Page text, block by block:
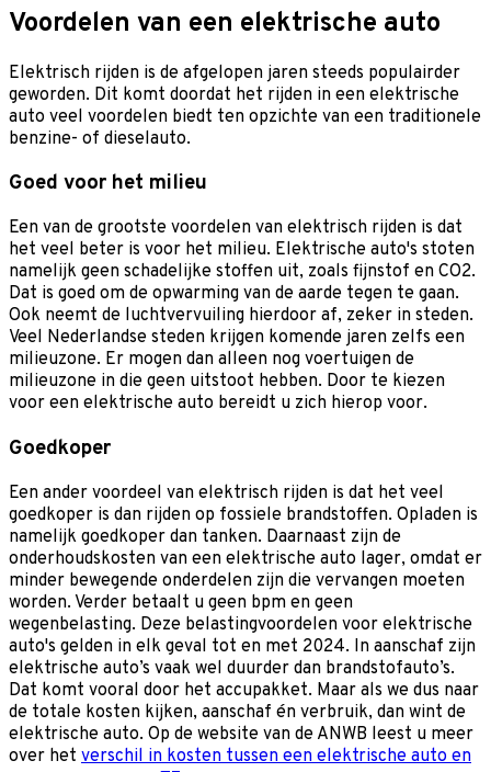
Voordelen van een elektrische auto
Elektrisch rijden is de afgelopen jaren steeds populairder
geworden. Dit komt doordat het rijden in een elektrische
auto veel voordelen biedt ten opzichte van een traditionele
benzine- of dieselauto.
Goed voor het milieu
Een van de grootste voordelen van elektrisch rijden is dat
het veel beter is voor het milieu. Elektrische auto's stoten
namelijk geen schadelijke stoffen uit, zoals fijnstof en CO2.
Dat is goed om de opwarming van de aarde tegen te gaan.
Ook neemt de luchtvervuiling hierdoor af, zeker in steden.
Veel Nederlandse steden krijgen komende jaren zelfs een
milieuzone. Er mogen dan alleen nog voertuigen de
milieuzone in die geen uitstoot hebben. Door te kiezen
voor een elektrische auto bereidt u zich hierop voor.
Goedkoper
Een ander voordeel van elektrisch rijden is dat het veel
goedkoper is dan rijden op fossiele brandstoffen. Opladen is
namelijk goedkoper dan tanken. Daarnaast zijn de
onderhoudskosten van een elektrische auto lager, omdat er
minder bewegende onderdelen zijn die vervangen moeten
worden. Verder betaalt u geen bpm en geen
wegenbelasting. Deze belastingvoordelen voor elektrische
auto's gelden in elk geval tot en met 2024. In aanschaf zijn
elektrische auto’s vaak wel duurder dan brandstofauto’s.
Dat komt vooral door het accupakket. Maar als we dus naar
de totale kosten kijken, aanschaf én verbruik, dan wint de
elektrische auto. Op de website van de ANWB leest u meer
over het verschil in kosten tussen een elektrische auto en